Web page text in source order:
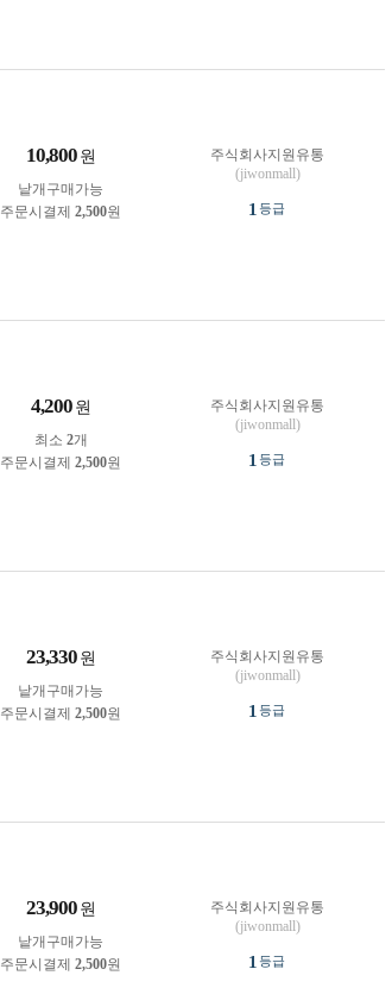
10,800 원
낱개구매가능
주문시결제 2,500원
주식회사지원유통
(jiwonmall)
1 등급
4,200 원
최소 2개
주문시결제 2,500원
주식회사지원유통
(jiwonmall)
1 등급
23,330 원
낱개구매가능
주문시결제 2,500원
주식회사지원유통
(jiwonmall)
1 등급
23,900 원
낱개구매가능
주문시결제 2,500원
주식회사지원유통
(jiwonmall)
1 등급